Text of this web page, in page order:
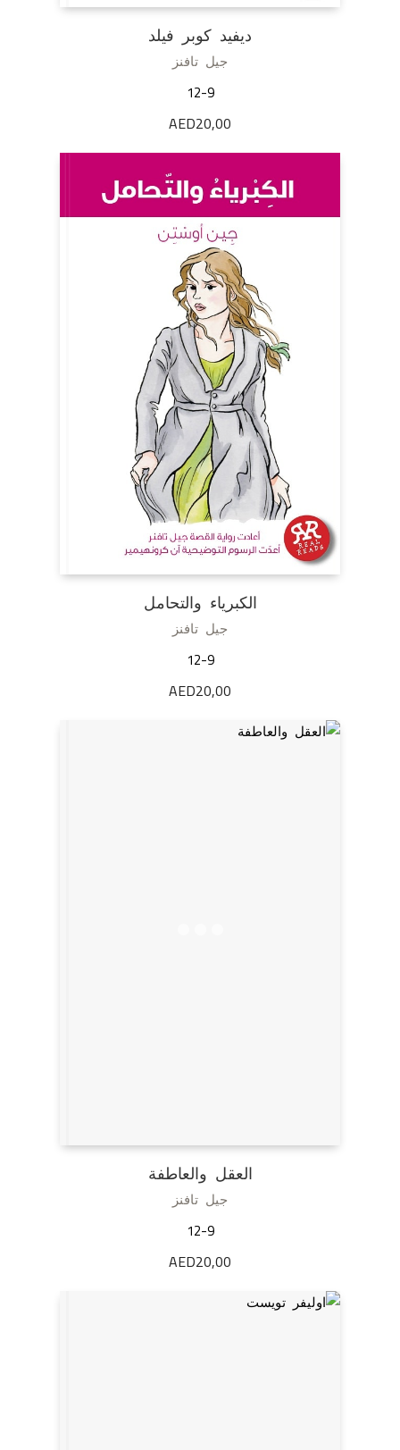
ديفيد كوبر فيلد
جيل تافنز
12-9
AED20,00
الكبرياء والتحامل
جيل تافنز
12-9
AED20,00
العقل والعاطفة
جيل تافنز
12-9
AED20,00